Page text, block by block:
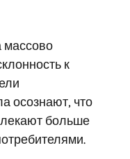
массово
к
осознают, что
больше